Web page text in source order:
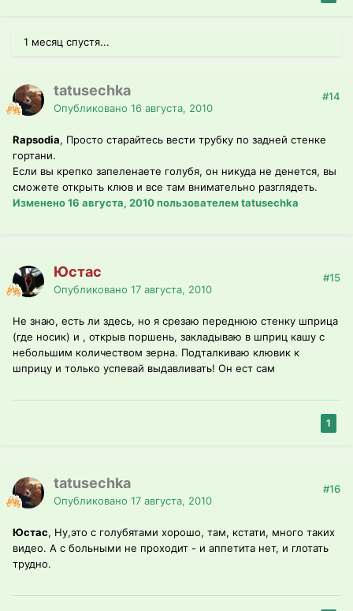
1 месяц спустя...
tatusechka
Опубликовано 16 августа, 2010
#14
Rapsodia, Просто старайтесь вести трубку по задней стенке
гортани.
Если вы крепко запеленаете голубя, он никуда не денется, вы
сможете открыть клюв и все там внимательно разглядеть.
Изменено16 августа, 2010пользователем tatusechka
Юстас
Опубликовано 17 августа, 2010
#15
Не знаю, есть ли здесь, но я срезаю переднюю стенку шприца
(где носик) и , открыв поршень, закладываю в шприц кашу с
небольшим количеством зерна. Подталкиваю клювик к
шприцу и только успевай выдавливать! Он ест сам
1
tatusechka
Опубликовано 17 августа, 2010
#16
Юстас, Ну,это с голубятами хорошо, там, кстати, много таких
видео. А с больными не проходит - и аппетита нет, и глотать
трудно.